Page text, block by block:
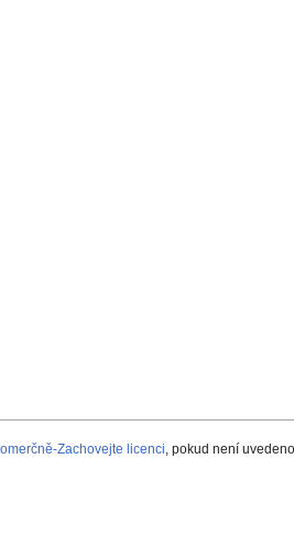
Zachovejte licenci, pokud není